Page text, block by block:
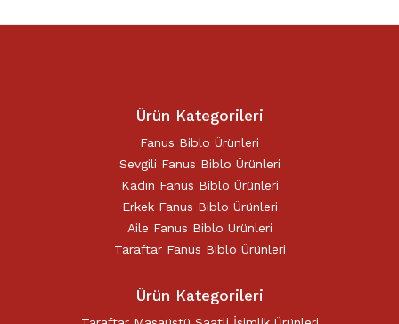
Ürün Kategorileri
Fanus Biblo Ürünleri
Sevgili Fanus Biblo Ürünleri
Kadın Fanus Biblo Ürünleri
Erkek Fanus Biblo Ürünleri
Aile Fanus Biblo Ürünleri
Taraftar Fanus Biblo Ürünleri
Ürün Kategorileri